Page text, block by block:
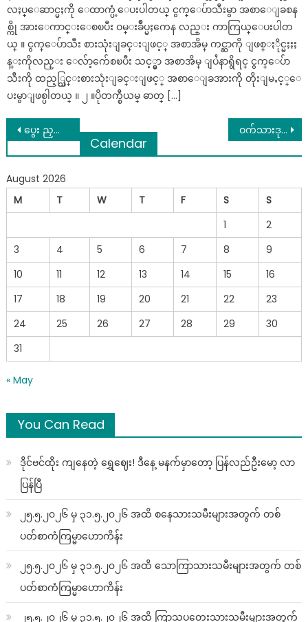
လႈပ္ေဆာင္မႈကို ေထာက္ပံ့ေပးပါတယ္ ငွက္ေပ်ာသီးမွာ အစာေျခစန
စ္ကို အားေကာင္းေစၿပီး ဝမ္းခ်ဳပ္မႈကေန လည္း ကာကြယ္ေပးပါတ
ယ္ ။ ငွက္ေပ်ာသီး စားသုံးျခင္းျဖင့္ အစာအိမ္ ကင္ဆာကို ျဖစ္ႏိုင္မႈႏႈ
န္းကိုလည္း ေလ်ာ့က်ေစၿပီး သင့္မွာ အစာအိမ္ ျပႆနာရွိရင္ ငွက္ေပ်ာ
သီးကို ထည့္သြင္းစားသုံးျခင္းျဖင့္ အစာေျခအားကို တိုးျမႇင့္ေ
ပးမွာျဖစ္ပါတယ္ ။ ၂ ။ပိုတက္စီယမ္ ဓာတ္ […]
Post
navigation
ပွေး ညှင်း တင်းတိတ်တွေကို(၅)ရက်နဲ့ပျောက်ကင်းစေနိုင်တဲ့သဘာဝဆေးနည်း ဝက်သားဒုတ်ထိုး ကြိုက်သူတွေ ဖတ်ဖြစ်အောင်ဖတ်ပါ
Calendar
August 2026
M
T W T F S
S
1
2
3
4 5 6 7 8
9
10
11 12 13 14 15
16
17
18 19 20 21 22
23
24
25 26 27 28 29
30
31
« May
You Can Read
ဒိုင်ဗင်ထိုး ကျနေတဲ့ ရွှေဈေး! ဒီနေ့ မနက်မှာတော့ ပြန်လည်ဦးမော့ လာ
ပြန်ပြီ
၂၅.၅.၂၀၂၆ မှ ၃၁.၅.၂၀၂၆ အထိ စနေသားသမီးများအတွက် တစ်
ပတ်စာကံကြမ္မာဟောကိန်း
၂၅.၅.၂၀၂၆ မှ ၃၁.၅.၂၀၂၆ အထိ သောကြာသားသမီးများအတွက် တစ်
ပတ်စာကံကြမ္မာဟောကိန်း
၂၅.၅.၂၀၂၆ မှ ၃၁.၅.၂၀၂၆ အထိ ကြာသပတေးသားသမီးများအတွက်